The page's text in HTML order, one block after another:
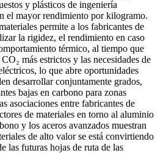
y plásticos de ingeniería
el mayor rendimiento por kilogramo.
permite a los fabricantes de
la rigidez, el rendimiento en caso
térmico, al tiempo que
más estrictos y las necesidades de
lo que abre oportunidades
desarrollar conjuntamente grados,
bajas en carbono para zonas
asociaciones entre fabricantes de
de materiales en torno al aluminio
y los aceros avanzados muestran
de alto valor se está convirtiendo
las futuras hojas de ruta de las